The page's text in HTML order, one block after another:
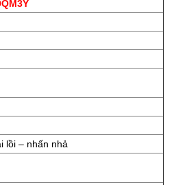
lồi – nhấn nhả